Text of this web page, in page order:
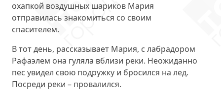
охапкой воздушных шариков Мария
отправилась знакомиться со своим
спасителем.
В тот день, рассказывает Мария, с лабрадором
Рафаэлем она гуляла вблизи реки. Неожиданно
пес увидел свою подружку и бросился на лед.
Посреди реки – провалился.